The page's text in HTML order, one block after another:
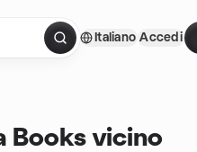
Italiano Accedi
Books vicino